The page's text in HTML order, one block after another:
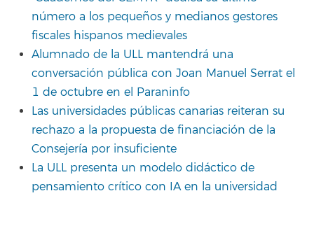
número a los pequeños y medianos gestores
fiscales hispanos medievales
Alumnado de la ULL mantendrá una
conversación pública con Joan Manuel Serrat el
1 de octubre en el Paraninfo
Las universidades públicas canarias reiteran su
rechazo a la propuesta de financiación de la
Consejería por insuficiente
La ULL presenta un modelo didáctico de
pensamiento crítico con IA en la universidad